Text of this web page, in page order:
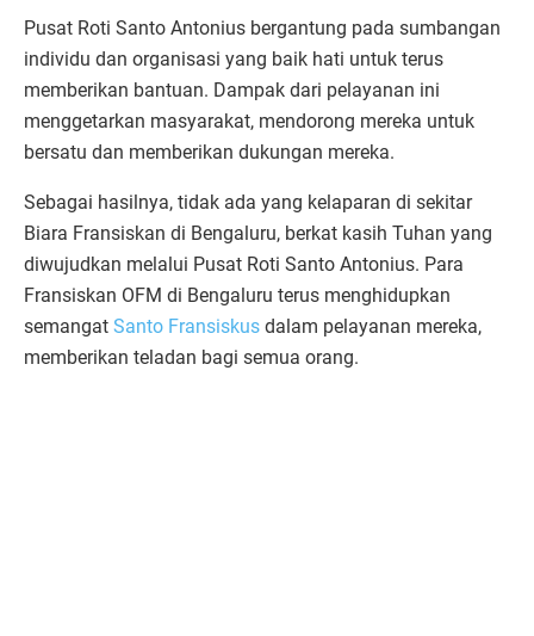
Pusat Roti Santo Antonius bergantung pada sumbangan
individu dan organisasi yang baik hati untuk terus
memberikan bantuan. Dampak dari pelayanan ini
menggetarkan masyarakat, mendorong mereka untuk
bersatu dan memberikan dukungan mereka.
Sebagai hasilnya, tidak ada yang kelaparan di sekitar
Biara Fransiskan di Bengaluru, berkat kasih Tuhan yang
diwujudkan melalui Pusat Roti Santo Antonius. Para
Fransiskan OFM di Bengaluru terus menghidupkan
semangat Santo Fransiskus dalam pelayanan mereka,
memberikan teladan bagi semua orang.